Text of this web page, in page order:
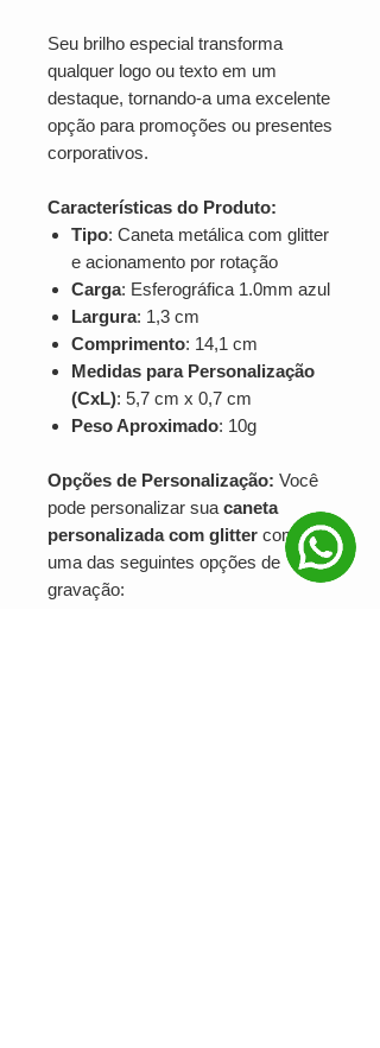
Seu brilho especial transforma
qualquer logo ou texto em um
destaque, tornando-a uma excelente
opção para promoções ou presentes
corporativos.
Características do Produto:
Tipo: Caneta metálica com glitter
e acionamento por rotação
Carga: Esferográfica 1.0mm azul
Largura: 1,3 cm
Comprimento: 14,1 cm
Medidas para Personalização
(CxL): 5,7 cm x 0,7 cm
Peso Aproximado: 10g
Opções de Personalização: Você
pode personalizar sua caneta
personalizada com glitter com
uma das seguintes opções de
gravação: